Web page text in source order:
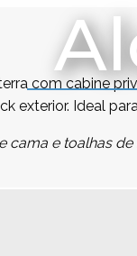
com cabine
exterior. Ideal
cama e toalhas de